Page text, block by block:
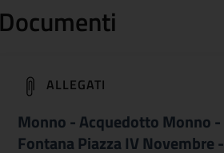
Documenti
ALLEGATI
Monno - Acquedotto Monno -
Fontana Piazza IV Novembre -
(apre in un'altra scheda).